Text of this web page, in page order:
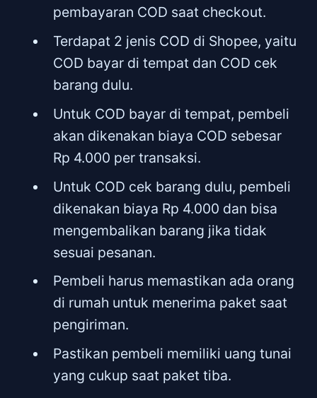
pembayaran COD saat checkout.
Terdapat 2 jenis COD di Shopee, yaitu
COD bayar di tempat dan COD cek
barang dulu.
Untuk COD bayar di tempat, pembeli
akan dikenakan biaya COD sebesar
Rp 4.000 per transaksi.
Untuk COD cek barang dulu, pembeli
dikenakan biaya Rp 4.000 dan bisa
mengembalikan barang jika tidak
sesuai pesanan.
Pembeli harus memastikan ada orang
di rumah untuk menerima paket saat
pengiriman.
Pastikan pembeli memiliki uang tunai
yang cukup saat paket tiba.